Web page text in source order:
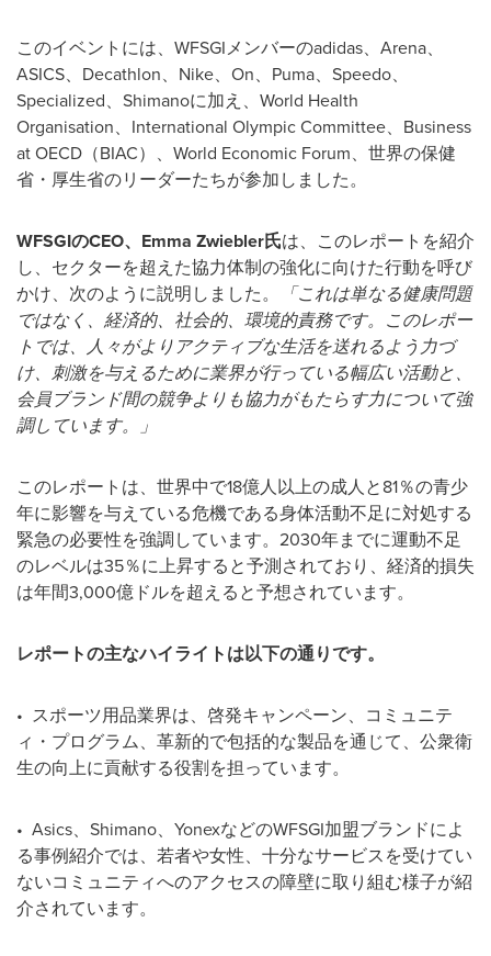
このイベントには、WFSGIメンバーのadidas、Arena、
ASICS、Decathlon、Nike、On、Puma、Speedo、
Specialized、Shimanoに加え、World Health
Organisation、International Olympic Committee、Business
at OECD（BIAC）、World Economic Forum、世界の保健
省・厚生省のリーダーたちが参加しました。
WFSGIのCEO、 Emma Zwiebler氏は、このレポートを紹介
し、セクターを超えた協力体制の強化に向けた行動を呼び
かけ、次のように説明しました。
「これは単なる健康問題
ではなく、経済的、社会的、環境的責務です。このレポー
トでは、人々がよりアクティブな生活を送れるよう力づ
け、刺激を与えるために業界が行っている幅広い活動と、
会員ブランド間の競争よりも協力がもたらす力について強
調しています。」
このレポートは、世界中で18億人以上の成人と81％の青少
年に影響を与えている危機である身体活動不足に対処する
緊急の必要性を強調しています。2030年までに運動不足
のレベルは35％に上昇すると予測されており、経済的損失
は年間3,000億ドルを超えると予想されています。
レポートの主なハイライトは以下の通りです。
• スポーツ用品業界は、啓発キャンペーン、コミュニテ
ィ・プログラム、革新的で包括的な製品を通じて、公衆衛
生の向上に貢献する役割を担っています。
• Asics、Shimano、YonexなどのWFSGI加盟ブランドによ
る事例紹介では、若者や女性、十分なサービスを受けてい
ないコミュニティへのアクセスの障壁に取り組む様子が紹
介されています。